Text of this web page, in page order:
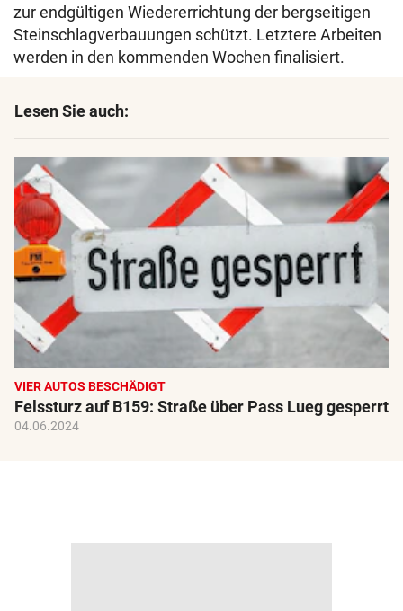
zur endgültigen Wiedererrichtung der bergseitigen
Steinschlagverbauungen schützt. Letztere Arbeiten
werden in den kommenden Wochen finalisiert.
Lesen Sie auch:
VIER AUTOS BESCHÄDIGT
Felssturz auf B159: Straße über Pass Lueg gesperrt
04.06.2024